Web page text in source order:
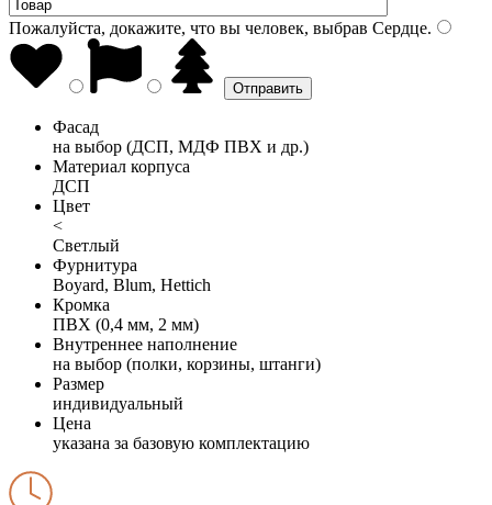
Пожалуйста, докажите, что вы человек, выбрав Сердце.
Фасад
на выбор (ДСП, МДФ ПВХ и др.)
Материал корпуса
ДСП
Цвет
<
Светлый
Фурнитура
Boyard, Blum, Hettich
Кромка
ПВХ (0,4 мм, 2 мм)
Внутреннее наполнение
на выбор (полки, корзины, штанги)
Размер
индивидуальный
Цена
указана за базовую комплектацию